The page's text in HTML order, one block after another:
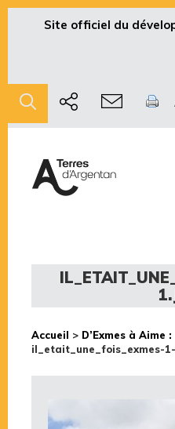
Site officiel du
Accueil > D’Exmes à Aime
il_etait_une_fois_exmes-